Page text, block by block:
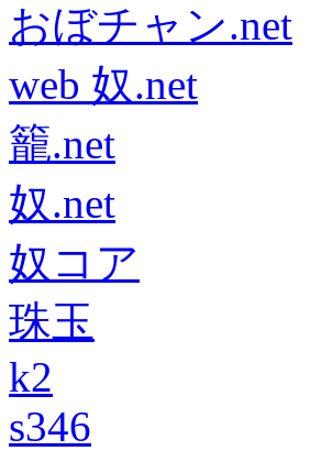
おぼチャン.net
web 奴.net
籠.net
奴.net
奴コア
珠玉
k2
s346